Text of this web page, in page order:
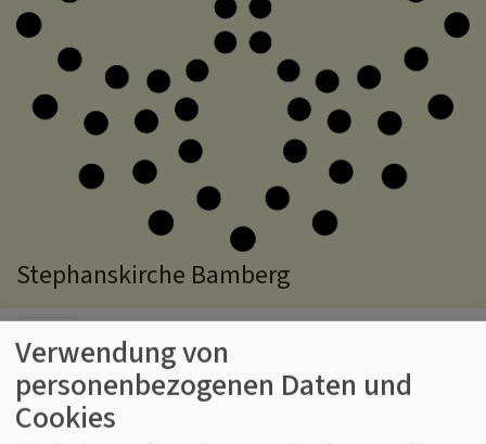
Stephanskirche Bamberg
Hauptnavigation
Startseite Kirchengemeinde
Kirche Kunterbunt
Verwendung von
personenbezogenen Daten und
Cookies